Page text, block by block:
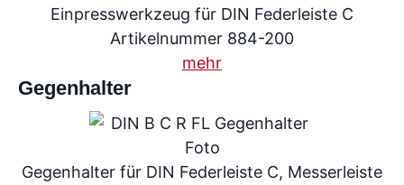
Einpresswerkzeug für DIN Federleiste C
Artikelnummer 884-200
mehr
Gegenhalter
Gegenhalter für DIN Federleiste C, Messerleiste